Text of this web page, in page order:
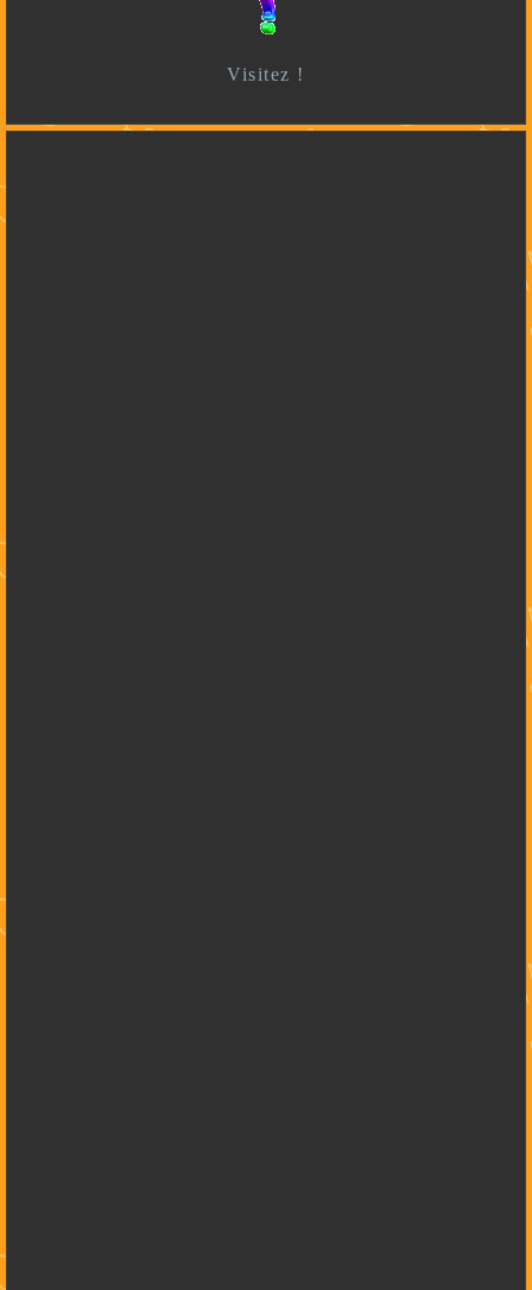
Visitez !